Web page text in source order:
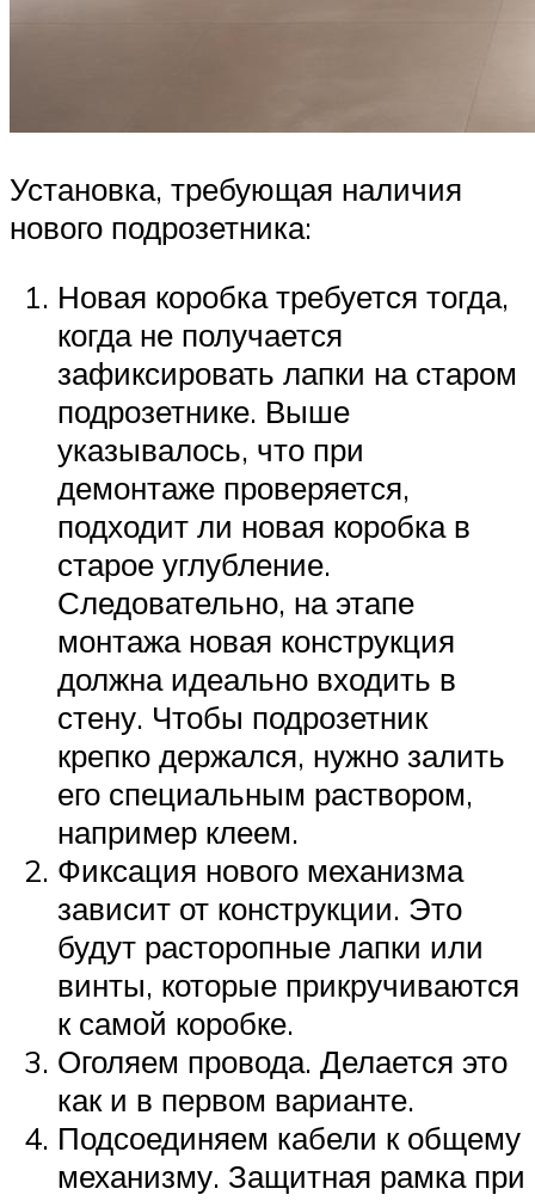
Установка, требующая наличия
нового подрозетника:
Новая коробка требуется тогда,
когда не получается
зафиксировать лапки на старом
подрозетнике. Выше
указывалось, что при
демонтаже проверяется,
подходит ли новая коробка в
старое углубление.
Следовательно, на этапе
монтажа новая конструкция
должна идеально входить в
стену. Чтобы подрозетник
крепко держался, нужно залить
его специальным раствором,
например клеем.
Фиксация нового механизма
зависит от конструкции. Это
будут расторопные лапки или
винты, которые прикручиваются
к самой коробке.
Оголяем провода. Делается это
как и в первом варианте.
Подсоединяем кабели к общему
механизму. Защитная рамка при